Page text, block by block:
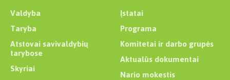
Valdyba
Taryba
Atstovai savivaldybių
tarybose
Skyriai
Įstatai
Programa
Komitetai ir darbo grupės
Aktualūs dokumentai
Nario mokestis